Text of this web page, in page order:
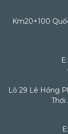
Km20+100
Lô 29 Lê Hồng
Thới